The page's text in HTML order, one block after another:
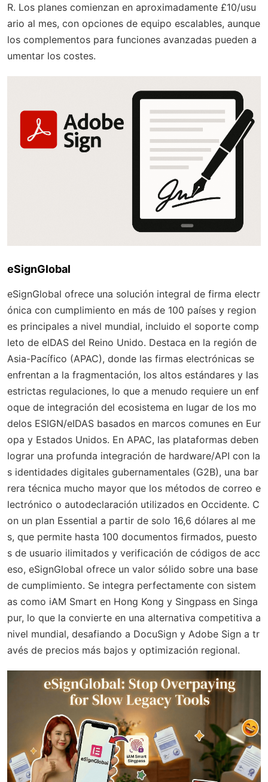
R. Los planes comienzan en aproximadamente £10/usu
ario al mes, con opciones de equipo escalables, aunque
los complementos para funciones avanzadas pueden a
umentar los costes.
eSignGlobal
eSignGlobal ofrece una solución integral de firma electr
ónica con cumplimiento en más de 100 países y region
es principales a nivel mundial, incluido el soporte comp
leto de eIDAS del Reino Unido. Destaca en la región de
Asia-Pacífico (APAC), donde las firmas electrónicas se
enfrentan a la fragmentación, los altos estándares y las
estrictas regulaciones, lo que a menudo requiere un enf
oque de integración del ecosistema en lugar de los mo
delos ESIGN/eIDAS basados en marcos comunes en Eur
opa y Estados Unidos. En APAC, las plataformas deben
lograr una profunda integración de hardware/API con la
s identidades digitales gubernamentales (G2B), una bar
rera técnica mucho mayor que los métodos de correo e
lectrónico o autodeclaración utilizados en Occidente. C
on un plan Essential a partir de solo 16,6 dólares al me
s, que permite hasta 100 documentos firmados, puesto
s de usuario ilimitados y verificación de códigos de acc
eso, eSignGlobal ofrece un valor sólido sobre una base
de cumplimiento. Se integra perfectamente con sistem
as como iAM Smart en Hong Kong y Singpass en Singa
pur, lo que la convierte en una alternativa competitiva a
nivel mundial, desafiando a DocuSign y Adobe Sign a tr
avés de precios más bajos y optimización regional.